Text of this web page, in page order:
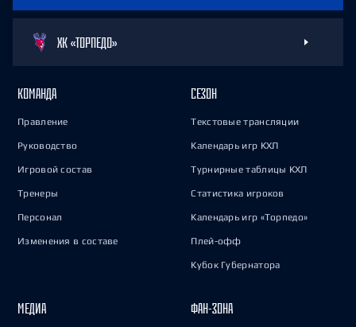
ХК «ТОРПЕДО»
КОМАНДА
Правление
Руководство
Игровой состав
Тренеры
Персонал
Изменения в составе
СЕЗОН
Текстовые трансляции
Календарь игр КХЛ
Турнирные таблицы КХЛ
Статистика игроков
Календарь игр «Торпедо»
Плей-офф
Кубок Губернатора
МЕДИА ФАН-ЗОНА